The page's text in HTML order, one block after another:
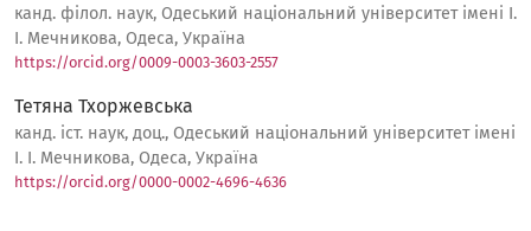
канд. філол. наук, Одеський національний університет імені І.
І. Мечникова, Одеса, Україна
https://orcid.org/0009-0003-3603-2557
Тетяна Тхоржевська
канд. іст. наук, доц., Одеський національний університет імені
І. І. Мечникова, Одеса, Україна
https://orcid.org/0000-0002-4696-4636